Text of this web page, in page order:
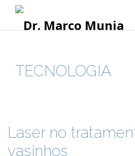
TECNOLOGIA
Laser no
vasinhos